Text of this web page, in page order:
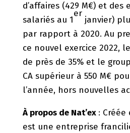
d’affaires (429 M€) et des
salariés au 1
er
janvier)
par rapport à 2020. Au
ce nouvel exercice 2022,
de près de 35% et le
CA supérieur à 550 M€
l’année, hors nouvelles
À propos de Nat’ex : Créée
est une entreprise